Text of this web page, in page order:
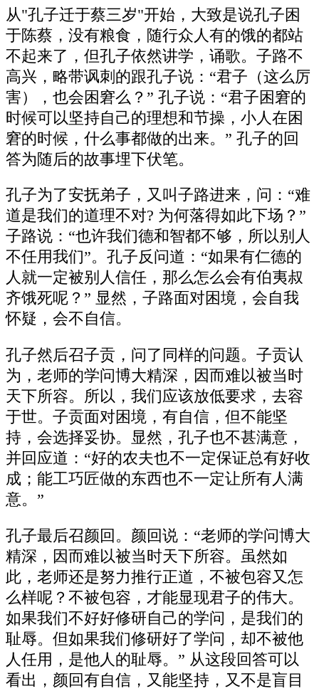
从"孔子迁于蔡三岁"开始，大致是说孔子困
于陈蔡，没有粮食，随行众人有的饿的都站
不起来了，但孔子依然讲学，诵歌。子路不
高兴，略带讽刺的跟孔子说：“君子（这么厉
害），也会困窘么？” 孔子说：“君子困窘的
时候可以坚持自己的理想和节操，小人在困
窘的时候，什么事都做的出来。” 孔子的回
答为随后的故事埋下伏笔。
孔子为了安抚弟子，又叫子路进来，问：“难
道是我们的道理不对? 为何落得如此下场？”
子路说：“也许我们德和智都不够，所以别人
不任用我们”。孔子反问道：“如果有仁德的
人就一定被别人信任，那么怎么会有伯夷叔
齐饿死呢？” 显然，子路面对困境，会自我
怀疑，会不自信。
孔子然后召子贡，问了同样的问题。子贡认
为，老师的学问博大精深，因而难以被当时
天下所容。所以，我们应该放低要求，去容
于世。子贡面对困境，有自信，但不能坚
持，会选择妥协。显然，孔子也不甚满意，
并回应道：“好的农夫也不一定保证总有好收
成；能工巧匠做的东西也不一定让所有人满
意。”
孔子最后召颜回。颜回说：“老师的学问博大
精深，因而难以被当时天下所容。虽然如
此，老师还是努力推行正道，不被包容又怎
么样呢？不被包容，才能显现君子的伟大。
如果我们不好好修研自己的学问，是我们的
耻辱。但如果我们修研好了学问，却不被他
人任用，是他人的耻辱。” 从这段回答可以
看出，颜回有自信，又能坚持，又不是盲目